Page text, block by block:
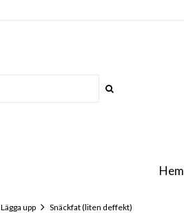
Hem
Lägga upp Snäckfat (liten deffekt)